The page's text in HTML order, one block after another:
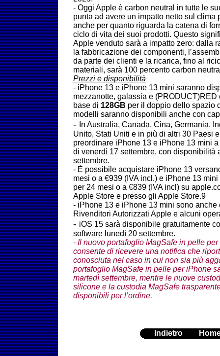
- Oggi Apple è carbon neutral in tutte le
punta ad avere un impatto netto sul clima
anche per quanto riguarda la catena di
ciclo di vita dei suoi prodotti. Questo
Apple venduto sarà a impatto zero: dalla
la fabbricazione dei componenti,
da parte dei clienti e la ricarica, fino al
materiali, sarà 100 percento carbon
Prezzi e disponibilità
- iPhone 13 e iPhone 13 mini saranno
mezzanotte, galassia e
base di 128GB per il doppio dello spazio
modelli saranno disponibili anche con
-
In Australia, Canada, Cina, Germania,
Unito, Stati Uniti e in più di altri 30 Paesi
preordinare iPhone 13 e iPhone 13 mini
di venerdì 17 settembre, con disponibilità
settembre.
- È possibile acquistare iPhone 13
mesi o a €939 (IVA incl.) e iPhone 13
per 24 mesi o a €839 (IVA incl) su
Apple Store e presso gli Apple Store.9
- iPhone 13 e iPhone 13 mini sono
Rivenditori Autorizzati Apple e alcuni
- iOS 15 sarà disponibile gratuitamente
software lunedì 20 settembre.
- Il nuovo portafoglio MagSafe in pelle per
consente di ricevere una notifica che
conosciuta nel caso in cui non sia più
portafoglio MagSafe in pelle per iPhone
martedì settembre, mentre le nuove
silicone e la custodia MagSafe
disponibili per l’ordine.
Indietro